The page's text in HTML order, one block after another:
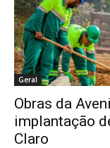
Geral
Obras da
implantação
Claro